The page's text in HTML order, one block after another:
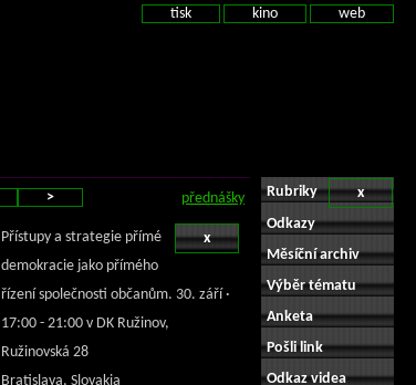
tisk kino web
přednášky
>
x
Přístupy a strategie přímé
demokracie jako přímého
řízení společnosti občanům. 30. září ·
17:00 - 21:00 v DK Ružinov,
Ružinovská 28
Bratislava, Slovakia
x
Rubriky
Odkazy
Měsíční archiv
Výběr tématu
Anketa
Pošli link
Odkaz videa